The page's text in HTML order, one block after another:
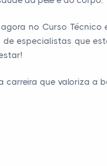
no Curso Técnico
especialistas que
carreira que valoriza